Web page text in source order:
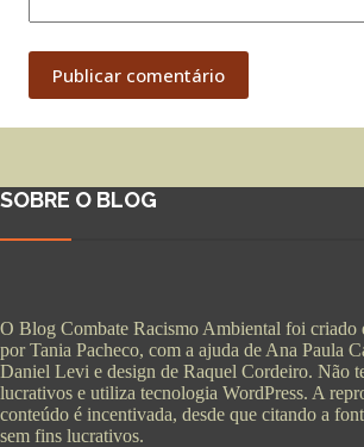
Publicar comentário
SOBRE O BLOG
O Blog Combate Racismo Ambiental foi criado
por Tania Pacheco, com a ajuda de Ana Paula
Daniel Levi e design de Raquel Cordeiro. Não
lucrativos e utiliza tecnologia WordPress. A
conteúdo é incentivada, desde que citando a
sem fins lucrativos.